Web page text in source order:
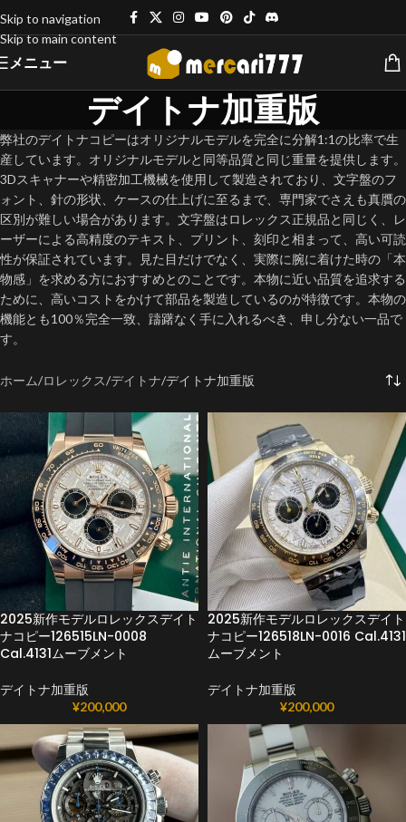
Skip to navigation
Skip to main content
メニュー
デイトナ加重版
弊社のデイトナコピーはオリジナルモデルを完全に分解1:1の比率で生
産しています。オリジナルモデルと同等品質と同じ重量を提供します。
3Dスキャナーや精密加工機械を使用して製造されており、文字盤のフ
ォント、針の形状、ケースの仕上げに至るまで、専門家でさえも真贋の
区別が難しい場合があります。文字盤はロレックス正規品と同じく、レ
ーザーによる高精度のテキスト、プリント、刻印と相まって、高い可読
性が保証されています。見た目だけでなく、実際に腕に着けた時の「本
物感」を求める方におすすめとのことです。本物に近い品質を追求する
ために、高いコストをかけて部品を製造しているのが特徴です。本物の
機能とも100％完全一致、躊躇なく手に入れるべき、申し分ない一品で
す。
ホーム ロレックス デイトナ デイトナ加重版
2025新作モデルロレックスデイト
ナコピー126515LN-0008
Cal.4131ムーブメント
デイトナ加重版
¥200,000
2025新作モデルロレックスデイト
ナコピー126518LN-0016 Cal.4131
ムーブメント
デイトナ加重版
¥200,000